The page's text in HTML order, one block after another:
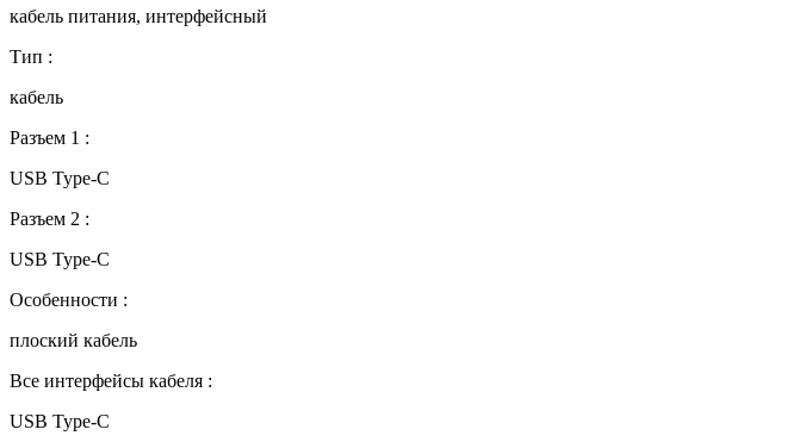
кабель питания, интерфейсный
Тип :
кабель
Разъем 1 :
USB Type-C
Разъем 2 :
USB Type-C
Особенности :
плоский кабель
Все интерфейсы кабеля :
USB Type-C